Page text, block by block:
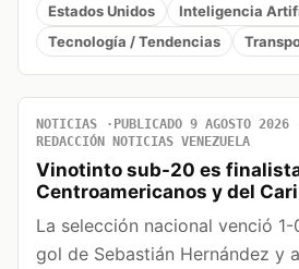
Estados Unidos
Inteligencia
Tecnología / Tendencias
NOTICIAS PUBLICADO 9 AGOSTO 2026
REDACCIÓN NOTICIAS VENEZUELA
Vinotinto sub-20 es
Centroamericanos y del
La selección nacional venció
gol de Sebastián Hernández y